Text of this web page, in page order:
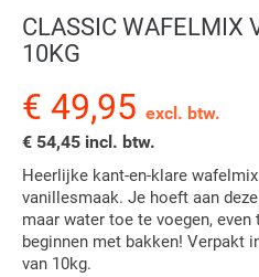
CLASSIC WAFELMIX
10KG
€ 49,95 excl. btw.
€ 54,45 incl. btw.
Heerlijke kant-en-klare
vanillesmaak. Je hoeft aan
maar water toe te voegen,
beginnen met bakken! Verpakt
van 10kg.